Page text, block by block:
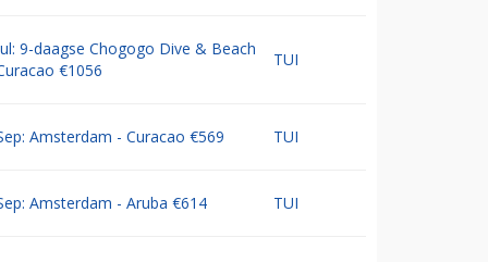
9-daagse Chogogo Dive & Beach
€1056
TUI
Amsterdam - Curacao €569 TUI
Amsterdam - Aruba €614 TUI